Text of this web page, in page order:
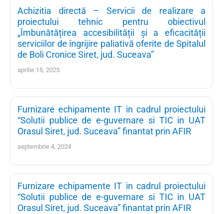
Achizitia directă – Servicii de realizare a
proiectului tehnic pentru obiectivul
„Îmbunătățirea accesibilității și a eficacității
serviciilor de îngrijire paliativă oferite de Spitalul
de Boli Cronice Siret, jud. Suceava”
aprilie 15, 2025
Furnizare echipamente IT in cadrul proiectului
“Solutii publice de e-guvernare si TIC in UAT
Orasul Siret, jud. Suceava” finantat prin AFIR
septembrie 4, 2024
Furnizare echipamente IT in cadrul proiectului
“Solutii publice de e-guvernare si TIC in UAT
Orasul Siret, jud. Suceava” finantat prin AFIR